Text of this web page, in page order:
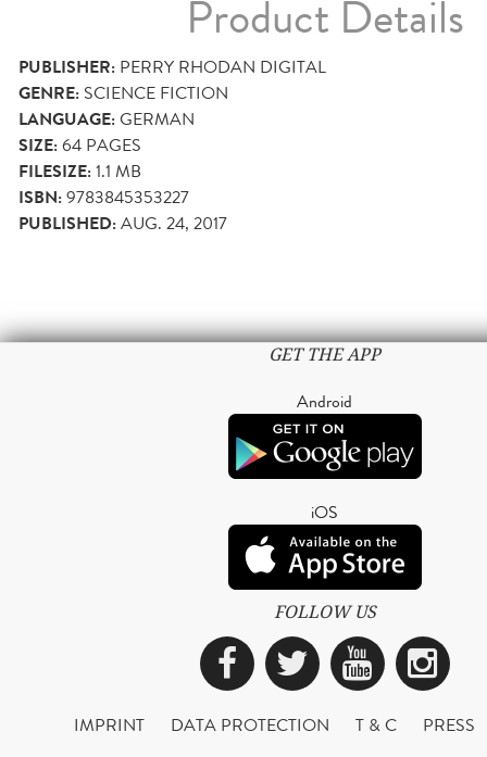
Product Details
PUBLISHER: PERRY RHODAN DIGITAL
GENRE: SCIENCE FICTION
LANGUAGE:GERMAN
SIZE:64 PAGES
FILESIZE:1.1 MB
ISBN:9783845353227
PUBLISHED:AUG. 24, 2017
GET THE APP
Android
iOS
FOLLOW US
Facebook
Twitter
IMPRINT DATA PROTECTION T & C
PRESS